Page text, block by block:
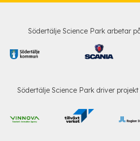
Södertälje Science Park arbetar
Södertälje Science Park driver